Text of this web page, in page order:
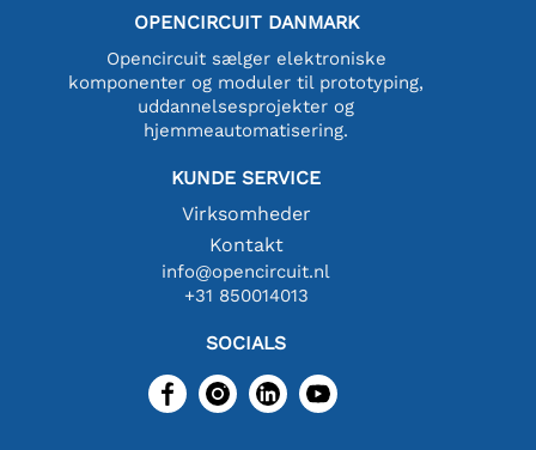
OPENCIRCUIT DANMARK
Opencircuit sælger elektroniske
komponenter og moduler til prototyping,
uddannelsesprojekter og
hjemmeautomatisering.
KUNDE SERVICE
Virksomheder
Kontakt
info@opencircuit.nl
+31 850014013
SOCIALS